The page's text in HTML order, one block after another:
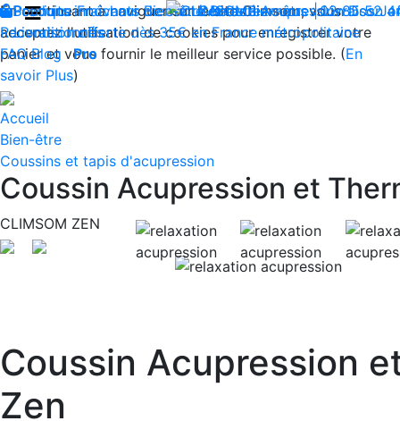
En continuant à naviguer sur le site Climsom, vous
acceptez l'utilisation de cookies pour enregistrer votre
panier et vous fournir le meilleur service possible. (En
savoir Plus)
Produits innovants de Santé et de Bien-être | Livraison
Livraison offerte dès 35€ en France métropolitaine
Contactez-nous : 02 85 52
Boutique Fraîcheur Bien-être Beauté Acupression Dos
Reconditionnés
FAQ Blog Pro
Accueil
Bien-être
Coussins et tapis d'acupression
Coussin Acupression et
CLIMSOM ZEN
Coussin Acupression
Zen